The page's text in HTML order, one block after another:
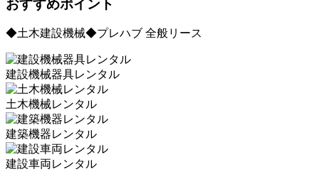
おすすめポイント
◆土木建設機械◆プレハブ 全般リース
建設機械器具レンタル
土木機械レンタル
建築機器レンタル
建設車両レンタル